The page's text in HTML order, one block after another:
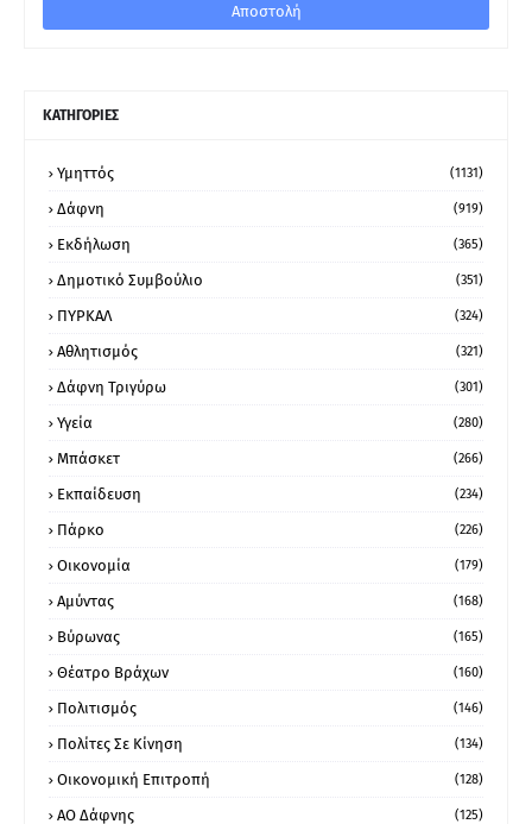
ΚΑΤΗΓΟΡΙΕΣ
Υμηττός (1131)
Δάφνη (919)
Εκδήλωση (365)
Δημοτικό Συμβούλιο (351)
ΠΥΡΚΑΛ (324)
Αθλητισμός (321)
Δάφνη Τριγύρω (301)
Υγεία (280)
Μπάσκετ (266)
Εκπαίδευση (234)
Πάρκο (226)
Οικονομία (179)
Αμύντας (168)
Βύρωνας (165)
Θέατρο Βράχων (160)
Πολιτισμός (146)
Πολίτες Σε Κίνηση (134)
Οικονομική Επιτροπή (128)
ΑΟ Δάφνης (125)